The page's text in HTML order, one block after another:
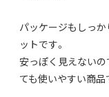
パッケージもしっか
ットです。
安っぽく見えないの
ても使いやすい商品